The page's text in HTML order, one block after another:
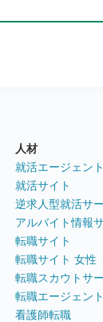
人材
就活エージェン
就活サイト
逆求人型就活サ
アルバイト情報
転職サイト
転職サイト 女性
転職スカウトサ
転職エージェン
看護師転職